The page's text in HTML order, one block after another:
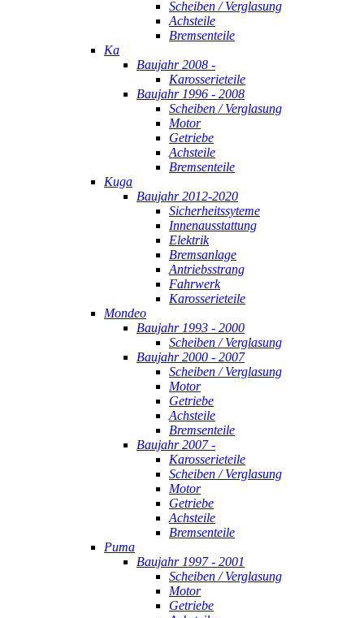
Scheiben / Verglasung
Achsteile
Bremsenteile
Ka
Baujahr 2008 -
Karosserieteile
Baujahr 1996 - 2008
Scheiben / Verglasung
Motor
Getriebe
Achsteile
Bremsenteile
Kuga
Baujahr 2012-2020
Sicherheitssyteme
Innenausstattung
Elektrik
Bremsanlage
Antriebsstrang
Fahrwerk
Karosserieteile
Mondeo
Baujahr 1993 - 2000
Scheiben / Verglasung
Baujahr 2000 - 2007
Scheiben / Verglasung
Motor
Getriebe
Achsteile
Bremsenteile
Baujahr 2007 -
Karosserieteile
Scheiben / Verglasung
Motor
Getriebe
Achsteile
Bremsenteile
Puma
Baujahr 1997 - 2001
Scheiben / Verglasung
Motor
Getriebe